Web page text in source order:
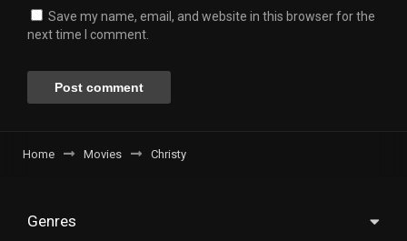
Save my name, email, and website in this browser for the
next time I comment.
Home Movies Christy
Genres